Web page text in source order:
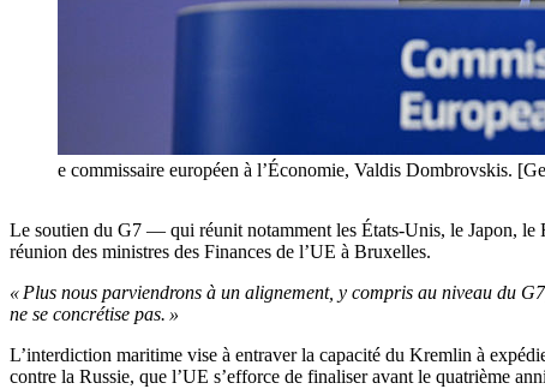
e commissaire européen à l’Économie, Valdis Dombrovskis.
Le soutien du G7 — qui réunit notamment les États-Unis, le Japon, le
réunion des ministres des Finances de l’UE à Bruxelles.
« Plus nous parviendrons à un alignement, y compris au niveau du
ne se concrétise pas. »
L’interdiction maritime vise à entraver la capacité du Kremlin à
contre la Russie, que l’UE s’efforce de finaliser avant le quatrième